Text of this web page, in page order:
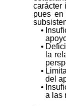
carácter
pues
la
del
a las